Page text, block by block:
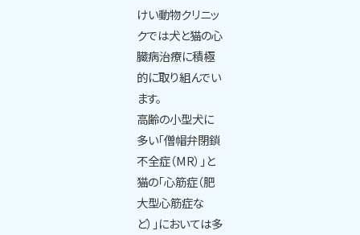
けい動物クリニッ
クでは犬と猫の心
臓病治療に積極
的に取り組んでい
ます。
高齢の小型犬に
多い「僧帽弁閉鎖
不全症（MR）」と
猫の「心筋症（肥
大型心筋症な
ど）」においては多